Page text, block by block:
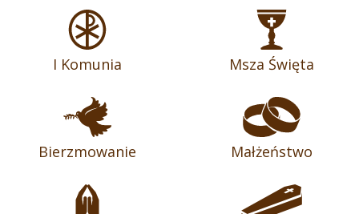
I Komunia Msza Święta
Bierzmowanie Małżeństwo